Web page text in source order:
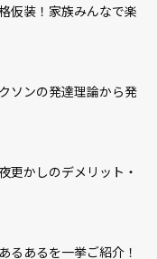
仮装！家族みんなで楽
ソンの発達理論から発
更かしのデメリット・
るあるを一挙ご紹介！